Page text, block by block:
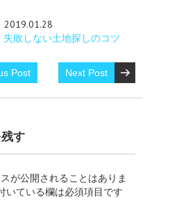
2019.01.28
失敗しない土地探しのコツ
Post Next Post
す
が公開されることはありま
いている欄は必須項目です